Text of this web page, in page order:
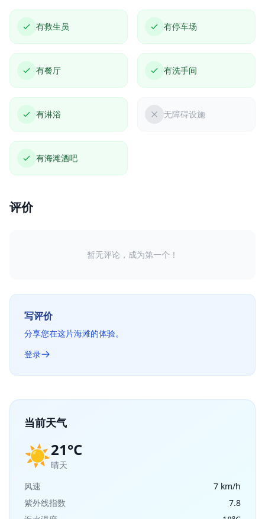
有救生员 有停车场
有餐厅 有洗手间
有淋浴 无障碍设施
有海滩酒吧
评价
暂无评论，成为第一个！
写评价
分享您在这片海滩的体验。
登录
当前天气
☀️21°C
晴天
风速
7 km/h
紫外线指数
7.8